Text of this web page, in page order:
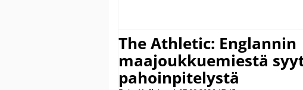
The Athletic: Englannin
maajoukkuemiestä
pahoinpitelystä